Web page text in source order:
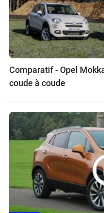
Comparatif - Opel
coude à coude